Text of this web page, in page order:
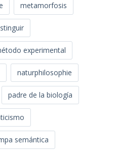
metamorfosis
experimental
naturphilosophie
padre de la biología
semántica